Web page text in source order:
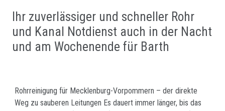
Ihr zuverlässiger und schneller Rohr
und Kanal Notdienst auch in der Nacht
und am Wochenende für Barth
Rohrreinigung für Mecklenburg-Vorpommern – der direkte
Weg zu sauberen Leitungen Es dauert immer länger, bis das